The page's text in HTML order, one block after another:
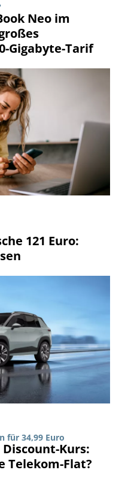
Neo im
Gigabyte-Tarif
121 Euro:
für 34,99 Euro
Kurs:
Telekom-Flat?